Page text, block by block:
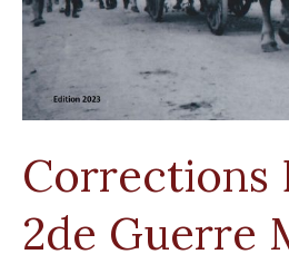
Corrections
2de Guerre